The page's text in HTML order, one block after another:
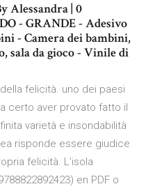
Alessandra | 0
- GRANDE - Adesivo
- Camera dei bambini,
sala da gioco - Vinile di
felicità. uno dei paesi
certo aver provato fatto il
varietà e insondabilità
risponde essere giudice
felicità. L'isola
en PDF o